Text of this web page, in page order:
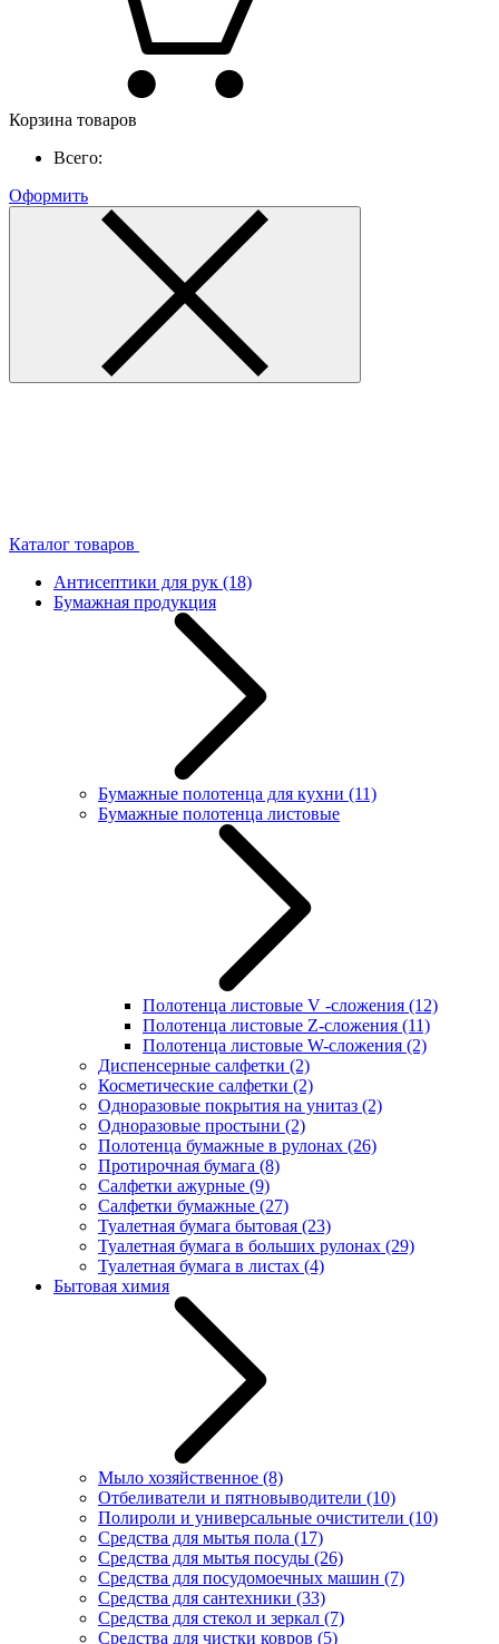
Корзина товаров
Всего:
Оформить
Каталог товаров
Антисептики для рук (18)
Бумажная продукция
Бумажные полотенца для кухни (11)
Бумажные полотенца листовые
Полотенца листовые V -сложения (12)
Полотенца листовые Z-сложения (11)
Полотенца листовые W-сложения (2)
Диспенсерные салфетки (2)
Косметические салфетки (2)
Одноразовые покрытия на унитаз (2)
Одноразовые простыни (2)
Полотенца бумажные в рулонах (26)
Протирочная бумага (8)
Салфетки ажурные (9)
Салфетки бумажные (27)
Туалетная бумага бытовая (23)
Туалетная бумага в больших рулонах (29)
Туалетная бумага в листах (4)
Бытовая химия
Мыло хозяйственное (8)
Отбеливатели и пятновыводители (10)
Полироли и универсальные очистители (10)
Средства для мытья пола (17)
Средства для мытья посуды (26)
Средства для посудомоечных машин (7)
Средства для сантехники (33)
Средства для стекол и зеркал (7)
Средства для чистки ковров (5)